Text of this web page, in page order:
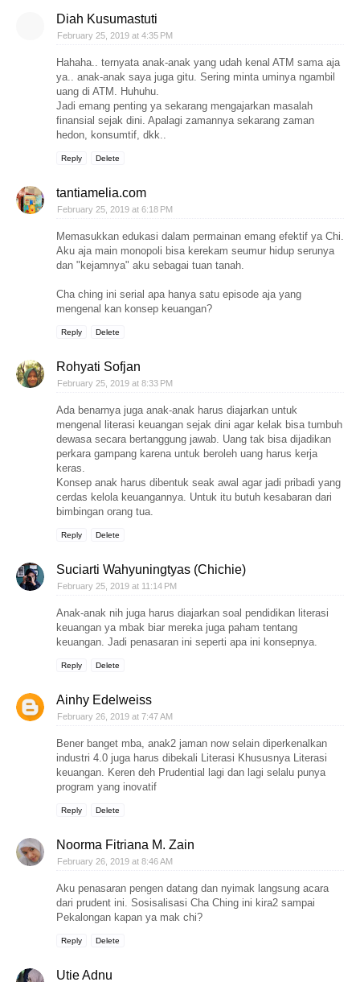
Diah Kusumastuti
February 25, 2019 at 4:35 PM
Hahaha.. ternyata anak-anak yang udah kenal ATM sama aja
ya.. anak-anak saya juga gitu. Sering minta uminya ngambil
uang di ATM. Huhuhu.
Jadi emang penting ya sekarang mengajarkan masalah
finansial sejak dini. Apalagi zamannya sekarang zaman
hedon, konsumtif, dkk..
Reply Delete
tantiamelia.com
February 25, 2019 at 6:18 PM
Memasukkan edukasi dalam permainan emang efektif ya Chi.
Aku aja main monopoli bisa kerekam seumur hidup serunya
dan "kejamnya" aku sebagai tuan tanah.
Cha ching ini serial apa hanya satu episode aja yang
mengenal kan konsep keuangan?
Reply Delete
Rohyati Sofjan
February 25, 2019 at 8:33 PM
Ada benarnya juga anak-anak harus diajarkan untuk
mengenal literasi keuangan sejak dini agar kelak bisa tumbuh
dewasa secara bertanggung jawab. Uang tak bisa dijadikan
perkara gampang karena untuk beroleh uang harus kerja
keras.
Konsep anak harus dibentuk seak awal agar jadi pribadi yang
cerdas kelola keuangannya. Untuk itu butuh kesabaran dari
bimbingan orang tua.
Reply Delete
Suciarti Wahyuningtyas (Chichie)
February 25, 2019 at 11:14 PM
Anak-anak nih juga harus diajarkan soal pendidikan literasi
keuangan ya mbak biar mereka juga paham tentang
keuangan. Jadi penasaran ini seperti apa ini konsepnya.
Reply Delete
Ainhy Edelweiss
February 26, 2019 at 7:47 AM
Bener banget mba, anak2 jaman now selain diperkenalkan
industri 4.0 juga harus dibekali Literasi Khususnya Literasi
keuangan. Keren deh Prudential lagi dan lagi selalu punya
program yang inovatif
Reply Delete
Noorma Fitriana M. Zain
February 26, 2019 at 8:46 AM
Aku penasaran pengen datang dan nyimak langsung acara
dari prudent ini. Sosisalisasi Cha Ching ini kira2 sampai
Pekalongan kapan ya mak chi?
Reply Delete
Utie Adnu